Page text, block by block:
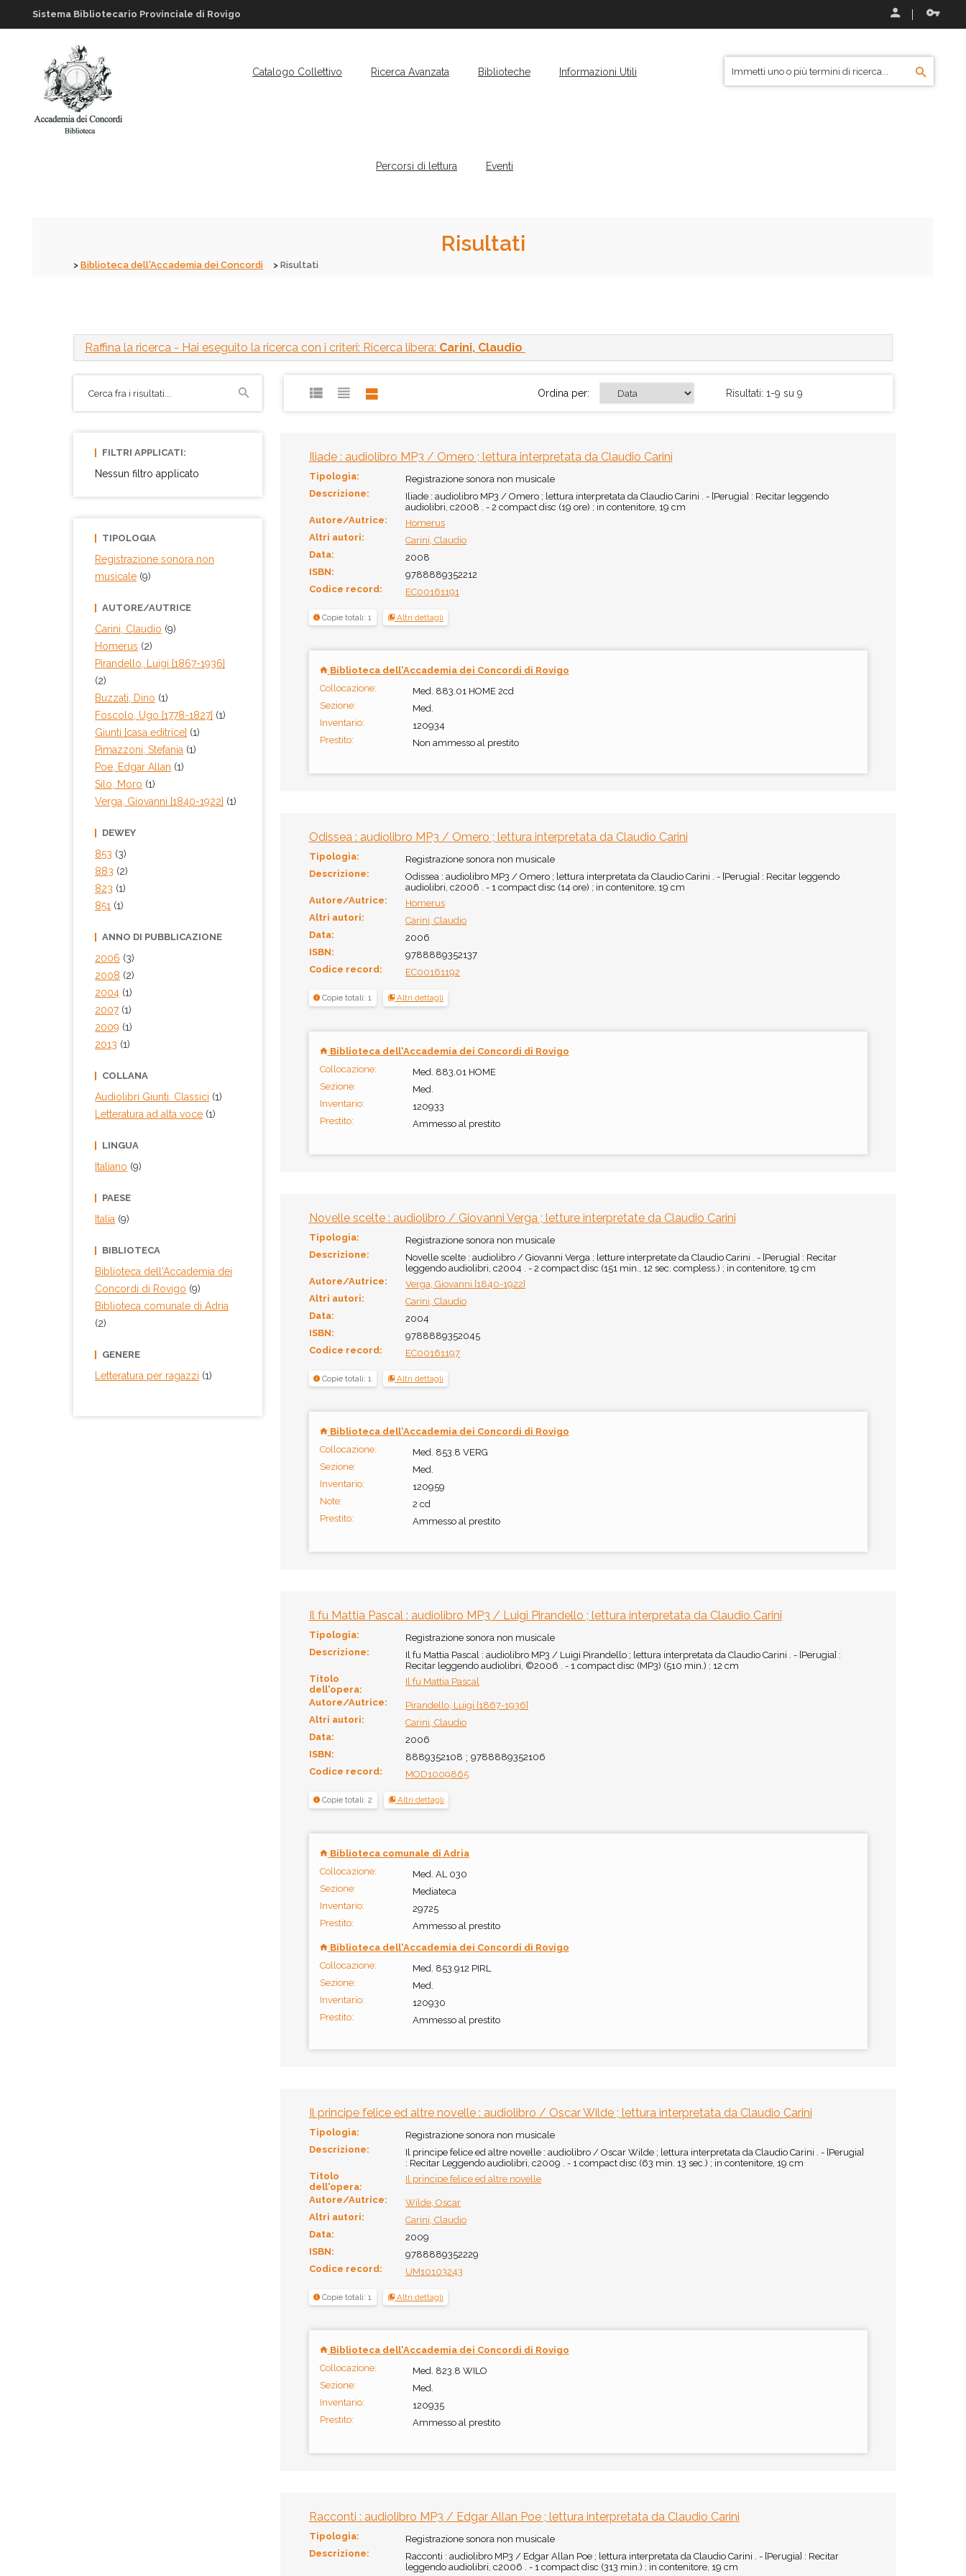
Sistema Bibliotecario Provinciale di Rovigo
Catalogo Collettivo Ricerca Avanzata Biblioteche Informazioni Utili
Percorsi di lettura Eventi
Risultati
Biblioteca dell'Accademia dei Concordi Risultati
Raffina la ricerca - Hai eseguito la ricerca con i criteri: Ricerca libera: Carini, Claudio
Ordina per: Risultati: 1-9 su 9
Iliade : audiolibro MP3 / Omero ; lettura interpretata da Claudio Carini
Tipologia:
Registrazione sonora non musicale
Descrizione:
Iliade : audiolibro MP3 / Omero ; lettura interpretata da Claudio Carini . - [Perugia] : Recitar leggendo
audiolibri, c2008 . - 2 compact disc (19 ore) ; in contenitore, 19 cm
Autore/Autrice:
Homerus
Altri autori:
Carini, Claudio
Data:
2008
ISBN:
9788889352212
Codice record:
EC00161191
Copie totali: 1 Altri dettagli
Biblioteca dell'Accademia dei Concordi di Rovigo
Collocazione:
Med. 883.01 HOME 2cd
Sezione:
Med.
Inventario:
120934
Prestito:
Non ammesso al prestito
Odissea : audiolibro MP3 / Omero ; lettura interpretata da Claudio Carini
Tipologia:
Registrazione sonora non musicale
Descrizione:
Odissea : audiolibro MP3 / Omero ; lettura interpretata da Claudio Carini . - [Perugia] : Recitar leggendo
audiolibri, c2006 . - 1 compact disc (14 ore) ; in contenitore, 19 cm
Autore/Autrice:
Homerus
Altri autori:
Carini, Claudio
Data:
2006
ISBN:
9788889352137
Codice record:
EC00161192
Copie totali: 1 Altri dettagli
Biblioteca dell'Accademia dei Concordi di Rovigo
Collocazione:
Med. 883.01 HOME
Sezione:
Med.
Inventario:
120933
Prestito:
Ammesso al prestito
Novelle scelte : audiolibro / Giovanni Verga ; letture interpretate da Claudio Carini
Tipologia:
Registrazione sonora non musicale
Descrizione:
Novelle scelte : audiolibro / Giovanni Verga ; letture interpretate da Claudio Carini . - [Perugia] : Recitar
leggendo audiolibri, c2004 . - 2 compact disc (151 min., 12 sec. compless.) ; in contenitore, 19 cm
Autore/Autrice:
Verga, Giovanni [1840-1922]
Altri autori:
Carini, Claudio
Data:
2004
ISBN:
9788889352045
Codice record:
EC00161197
Copie totali: 1 Altri dettagli
Biblioteca dell'Accademia dei Concordi di Rovigo
Collocazione:
Med. 853.8 VERG
Sezione:
Med.
Inventario:
120959
Note:
2 cd
Prestito:
Ammesso al prestito
Il fu Mattia Pascal : audiolibro MP3 / Luigi Pirandello ; lettura interpretata da Claudio Carini
Tipologia:
Registrazione sonora non musicale
Descrizione:
Il fu Mattia Pascal : audiolibro MP3 / Luigi Pirandello ; lettura interpretata da Claudio Carini . - [Perugia] :
Recitar leggendo audiolibri, ©2006 . - 1 compact disc (MP3) (510 min.) ; 12 cm
Titolo
dell'opera:
Il fu Mattia Pascal
Autore/Autrice:
Pirandello, Luigi [1867-1936]
Altri autori:
Carini, Claudio
Data:
2006
ISBN:
8889352108 ;9788889352106
Codice record:
MOD1009865
Copie totali: 2 Altri dettagli
Biblioteca comunale di Adria
Collocazione:
Med. AL 030
Sezione:
Mediateca
Inventario:
29725
Prestito:
Ammesso al prestito
Biblioteca dell'Accademia dei Concordi di Rovigo
Collocazione:
Med. 853.912 PIRL
Sezione:
Med.
Inventario:
120930
Prestito:
Ammesso al prestito
Il principe felice ed altre novelle : audiolibro / Oscar Wilde ; lettura interpretata da Claudio Carini
Tipologia:
Registrazione sonora non musicale
Descrizione:
Il principe felice ed altre novelle : audiolibro / Oscar Wilde ; lettura interpretata da Claudio Carini . - [Perugia]
: Recitar Leggendo audiolibri, c2009 . - 1 compact disc (63 min. 13 sec.) ; in contenitore, 19 cm
Titolo
dell'opera:
Il principe felice ed altre novelle
Autore/Autrice:
Wilde, Oscar
Altri autori:
Carini, Claudio
Data:
2009
ISBN:
9788889352229
Codice record:
UM10103243
Copie totali: 1 Altri dettagli
Biblioteca dell'Accademia dei Concordi di Rovigo
Collocazione:
Med. 823.8 WILO
Sezione:
Med.
Inventario:
120935
Prestito:
Ammesso al prestito
Racconti : audiolibro MP3 / Edgar Allan Poe ; lettura interpretata da Claudio Carini
Tipologia:
Registrazione sonora non musicale
Descrizione:
Racconti : audiolibro MP3 / Edgar Allan Poe ; lettura interpretata da Claudio Carini . - [Perugia] : Recitar
leggendo audiolibri, c2006 . - 1 compact disc (313 min.) ; in contenitore, 19 cm
FILTRI APPLICATI:
Nessun filtro applicato
TIPOLOGIA
Registrazione sonora non
musicale (9)
AUTORE/AUTRICE
Carini, Claudio (9)
Homerus (2)
Pirandello, Luigi [1867-1936]
(2)
Buzzati, Dino (1)
Foscolo, Ugo [1778-1827] (1)
Giunti [casa editrice] (1)
Pimazzoni, Stefania (1)
Poe, Edgar Allan (1)
Silo, Moro (1)
Verga, Giovanni [1840-1922] (1)
DEWEY
853 (3)
883 (2)
823 (1)
851 (1)
ANNO DI PUBBLICAZIONE
2006 (3)
2008 (2)
2004 (1)
2007(1)
2009 (1)
2013 (1)
COLLANA
Audiolibri Giunti. Classici (1)
Letteratura ad alta voce (1)
LINGUA
Italiano (9)
PAESE
Italia (9)
BIBLIOTECA
Biblioteca dell'Accademia dei
Concordi di Rovigo (9)
Biblioteca comunale di Adria
(2)
GENERE
Letteratura per ragazzi (1)